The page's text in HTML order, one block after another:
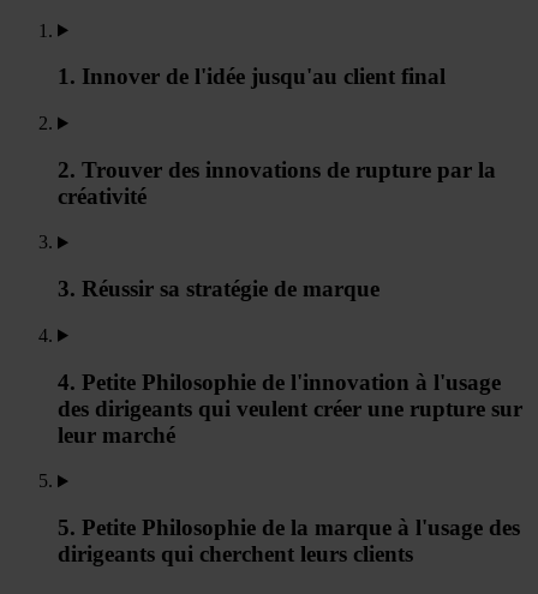
1. Innover de l'idée jusqu'au client final
2. Trouver des innovations de rupture par la
créativité
3. Réussir sa stratégie de marque
4. Petite Philosophie de l'innovation à l'usage
des dirigeants qui veulent créer une rupture sur
leur marché
5. Petite Philosophie de la marque à l'usage des
dirigeants qui cherchent leurs clients